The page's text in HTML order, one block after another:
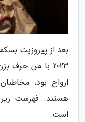
بعد از پیروزیت
2023 با من
ارواح بود،
است.